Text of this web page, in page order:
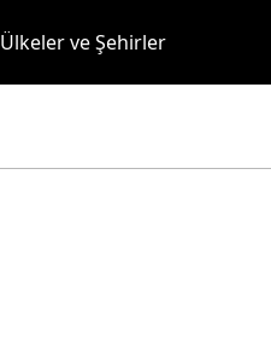
Ülkeler ve Şehirler